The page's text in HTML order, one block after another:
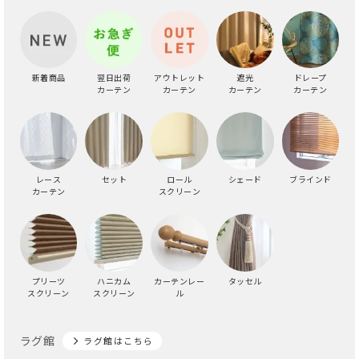
新着商品
翌日出荷
カーテン
アウトレット
カーテン
遮光
カーテン
ドレープ
カーテン
レース
カーテン
セット
ロール
スクリーン
シェード ブラインド
プリーツ
スクリーン
ハニカム
スクリーン
カーテンレー
ル
タッセル
ラグ館 ラグ館はこちら